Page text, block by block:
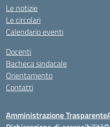
Le notizie
Le circolari
Calendario eventi
Docenti
Bacheca sindacale
Orientamento
Contatti
Amministrazione Trasparente